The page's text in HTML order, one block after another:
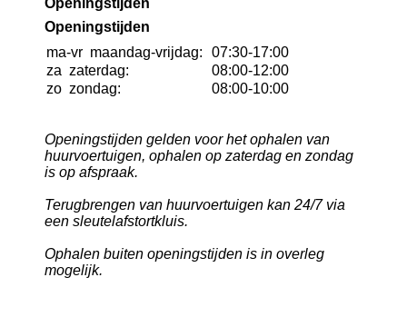
Openingstijden
Openingstijden
ma-vr maandag-vrijdag:
07:30-17:00
zazaterdag:
08:00-12:00
zozondag: 08:00-10:00
Openingstijden gelden voor het ophalen van
huurvoertuigen, ophalen op zaterdag en zondag
is op afspraak.
Terugbrengen van huurvoertuigen kan 24/7 via
een sleutelafstortkluis.
Ophalen buiten openingstijden is in overleg
mogelijk.